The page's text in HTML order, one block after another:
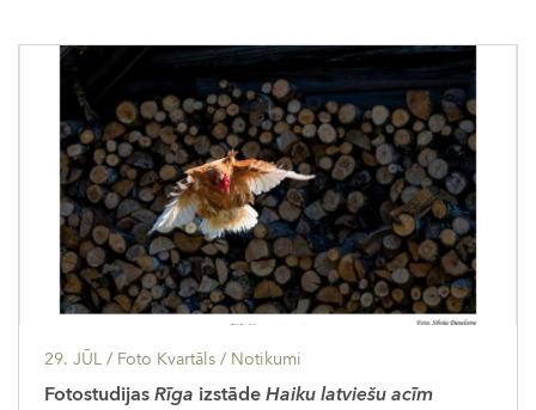
29. JŪL / Foto Kvartāls / Notikumi
FotostudijasRīga izstādeHaiku latviešu acīm